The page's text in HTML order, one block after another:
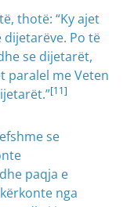
thotë: “Ky ajet
Po të
se dijetarët,
paralel me Veten
[11]
se
paqja e
nga